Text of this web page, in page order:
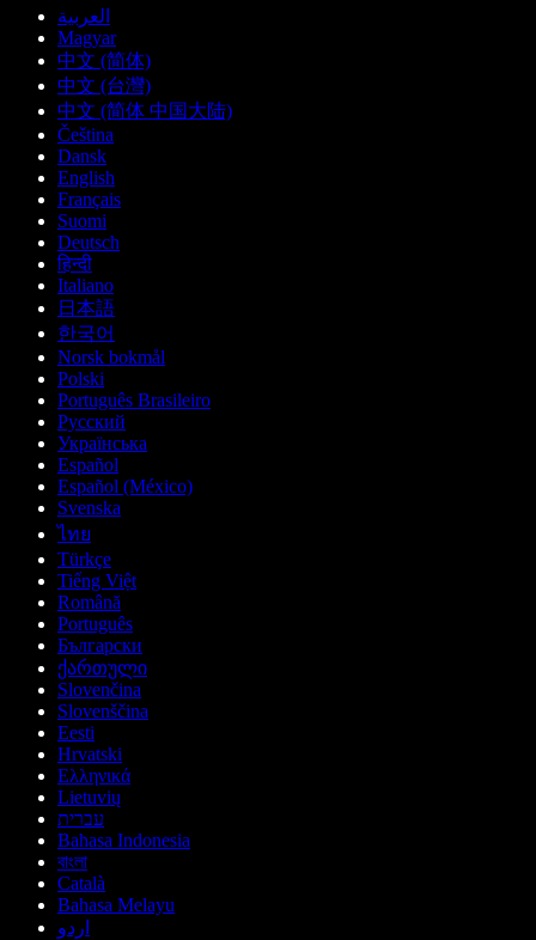
العربية
Magyar
中文 (简体)
中文 (台灣)
中文 (简体 中国大陆)
Čeština
Dansk
English
Français
Suomi
Deutsch
हिन्दी
Italiano
日本語
한국어
Norsk bokmål
Polski
Português Brasileiro
Русский
Українська
Español
Español (México)
Svenska
ไทย
Türkçe
Tiếng Việt
Română
Português
Български
ქართული
Slovenčina
Slovenščina
Eesti
Hrvatski
Ελληνικά
Lietuvių
עברית
Bahasa Indonesia
বাংলা
Català
Bahasa Melayu
اردو